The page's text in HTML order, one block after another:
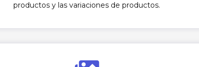
productos y las variaciones de productos.